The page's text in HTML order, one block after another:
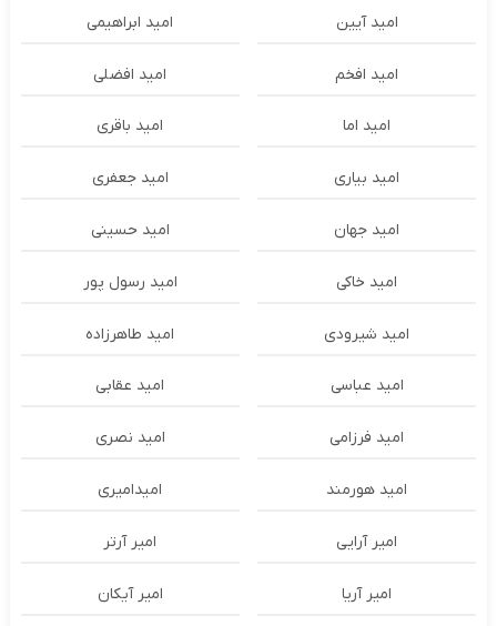
امید آیین امید ابراهیمی
امید افخم امید افضلی
امید اما امید باقری
امید بیاری امید جعفری
امید جهان امید حسینی
امید خاکی امید رسول پور
امید شیرودی امید طاهرزاده
امید عباسی امید عقابی
امید فرزامی امید نصری
امید هورمند امیدامیری
امیر آرایی امیر آرتر
امیر آریا امیر آیکان